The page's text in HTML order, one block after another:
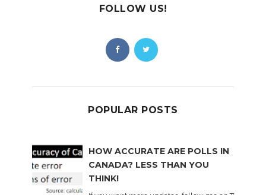
FOLLOW US!
POPULAR POSTS
HOW ACCURATE ARE POLLS IN
CANADA? LESS THAN YOU
THINK!